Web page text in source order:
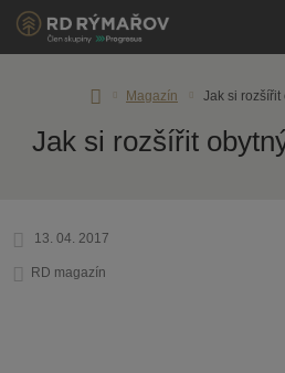
Magazín Jak si rozšířit
Jak si rozšířit
13. 04. 2017
RD magazín